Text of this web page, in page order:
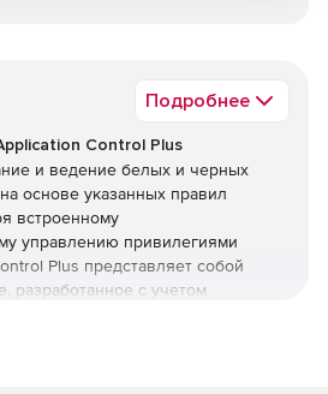
Подробнее
Control Plus
и ведение белых и черных
основе указанных правил
встроенному
управлению привилегиями
Plus представляет собой
разработанное с учетом